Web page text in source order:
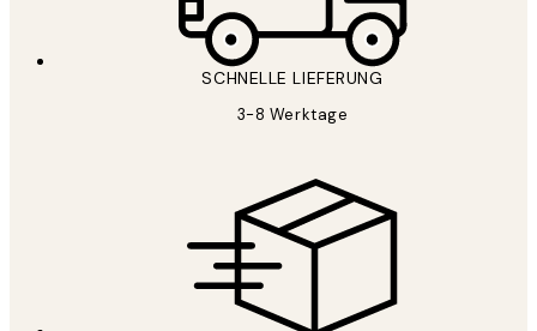
SCHNELLE LIEFERUNG
3-8 Werktage